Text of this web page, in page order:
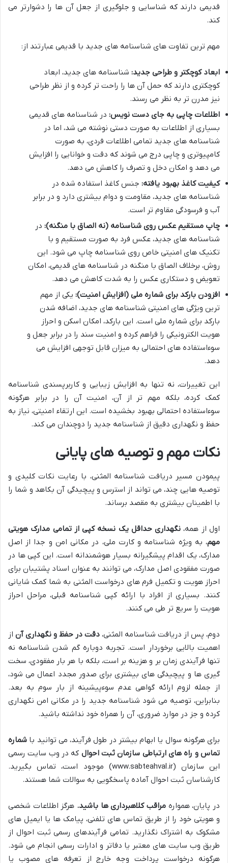
قدیمی دارند که شناسایی و جلوگیری از جعل آن ها را دشوارتر می
کند.
مهم ترین تفاوت های شناسنامه های جدید با قدیمی عبارتند از:
ابعاد کوچکتر و طراحی جدید: شناسنامه های جدید، ابعاد
کوچکتری دارند که حمل آن ها را راحت تر کرده و از نظر طراحی
نیز مدرن تر به نظر می رسند.
اطلاعات چاپی به جای دست نویس: در شناسنامه های قدیمی
بسیاری از اطلاعات به صورت دستی نوشته می شد، اما در
شناسنامه های جدید تمامی اطلاعات فردی، به صورت
کامپیوتری و چاپی درج می شوند که دقت و خوانایی را افزایش
می دهد و امکان دخل و تصرف را کاهش می دهد.
کیفیت کاغذ بهبود یافته: جنس کاغذ استفاده شده در
شناسنامه های جدید، مقاومت و دوام بیشتری دارد و در برابر
آب و فرسودگی مقاوم تر است.
چاپ مستقیم عکس روی شناسنامه (نه الصاق با منگنه): در
شناسنامه های جدید، عکس فرد به صورت مستقیم و با
تکنیک های امنیتی خاص روی شناسنامه چاپ می شود. این
روش، برخلاف الصاق با منگنه در شناسنامه های قدیمی، امکان
تعویض و دستکاری عکس را به شدت کاهش می دهد.
افزودن بارکد برای شماره ملی (افزایش امنیت): یکی از مهم
ترین ویژگی های امنیتی شناسنامه های جدید، اضافه شدن
بارکد برای شماره ملی است. این بارکد، امکان اسکن و احراز
هویت الکترونیکی را فراهم کرده و امنیت سند را در برابر جعل و
سوءاستفاده های احتمالی به میزان قابل توجهی افزایش می
دهد.
این تغییرات، نه تنها به افزایش زیبایی و کاربرپسندی شناسنامه
کمک کرده، بلکه مهم تر از آن، امنیت آن را در برابر هرگونه
سوءاستفاده احتمالی بهبود بخشیده است. این ارتقاء امنیتی، نیاز به
حفظ و نگهداری دقیق از شناسنامه جدید را دوچندان می کند.
نکات مهم و توصیه های پایانی
پیمودن مسیر دریافت شناسنامه المثنی، با رعایت نکات کلیدی و
توصیه هایی چند، می تواند از استرس و پیچیدگی آن بکاهد و شما را
با اطمینان بیشتری به مقصد برساند.
اول از همه، نگهداری حداقل یک نسخه کپی از تمامی مدارک هویتی
مهم، به ویژه شناسنامه و کارت ملی، در مکانی امن و جدا از اصل
مدارک، یک اقدام پیشگیرانه بسیار هوشمندانه است. این کپی ها در
صورت مفقودی اصل مدارک، می توانند به عنوان اسناد پشتیبان برای
احراز هویت و تکمیل فرم های درخواست المثنی به شما کمک شایانی
کنند. بسیاری از افراد با ارائه کپی شناسنامه قبلی، مراحل احراز
هویت را سریع تر طی می کنند.
دوم، پس از دریافت شناسنامه المثنی، دقت در حفظ و نگهداری آن از
اهمیت بالایی برخوردار است. تجربه دوباره گم شدن شناسنامه نه
تنها فرآیندی زمان بر و هزینه بر است، بلکه با هر بار مفقودی، سخت
گیری ها و پیچیدگی های بیشتری برای صدور مجدد اعمال می شود،
از جمله لزوم ارائه گواهی عدم سوءپیشینه از بار سوم به بعد.
بنابراین، توصیه می شود شناسنامه جدید را در مکانی امن نگهداری
کرده و جز در موارد ضروری، آن را همراه خود نداشته باشید.
برای هرگونه سوال یا ابهام بیشتر در طول فرآیند، می توانید با شماره
تماس و راه های ارتباطی سازمان ثبت احوال که در وب سایت رسمی
این سازمان (www.sabteahval.ir) موجود است، تماس بگیرید.
کارشناسان ثبت احوال آماده پاسخگویی به سوالات شما هستند.
در پایان، همواره مراقب کلاهبرداری ها باشید. هرگز اطلاعات شخصی
و هویتی خود را از طریق تماس های تلفنی، پیامک ها یا ایمیل های
مشکوک به اشتراک نگذارید. تمامی فرآیندهای رسمی ثبت احوال از
طریق وب سایت های معتبر یا دفاتر و ادارات رسمی انجام می شود.
هرگونه درخواست پرداخت وجه خارج از تعرفه های مصوب یا